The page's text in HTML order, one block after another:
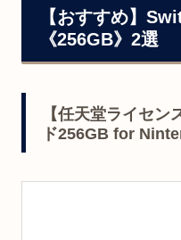
【おすすめ】
《256GB》2選
【任天堂ライセ
ド256GB for